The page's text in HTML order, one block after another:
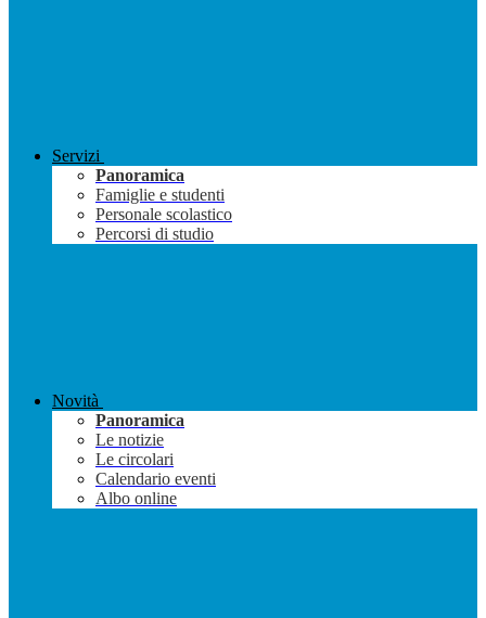
Servizi
Panoramica
Famiglie e studenti
Personale scolastico
Percorsi di studio
Novità
Panoramica
Le notizie
Le circolari
Calendario eventi
Albo online